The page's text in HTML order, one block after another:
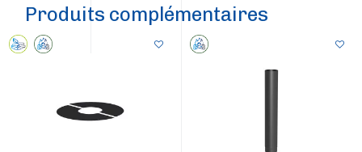
Produits complémentaires